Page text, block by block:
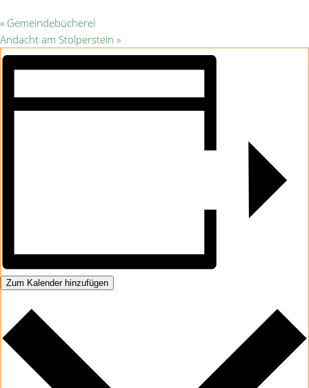
« Gemeindebücherei
Andacht am Stolperstein »
Zum Kalender hinzufügen